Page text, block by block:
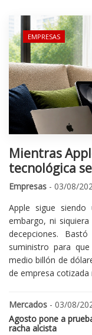
EMPRESAS
Mientras
tecnológica
Empresas - 03/08/
Apple sigue
embargo, ni
decepciones.
suministro para
medio billón de
de empresa cotizada
Mercados - 03/08/
Agosto pone a
racha alcista